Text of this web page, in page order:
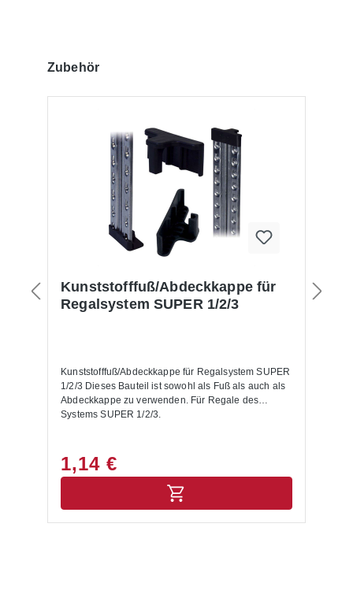
Produktgalerie überspringen
Zubehör
Kunststofffuß/Abdeckkappe für
Regalsystem SUPER 1/2/3
Kunststofffuß/Abdeckkappe für Regalsystem SUPER
1/2/3 Dieses Bauteil ist sowohl als Fuß als auch als
Abdeckkappe zu verwenden. Für Regale des
Systems SUPER 1/2/3.
1,14 €